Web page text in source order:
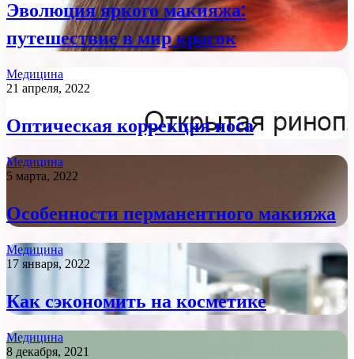
Эволюция яркого макияжа:
путешествие в мир красок
Медицина
21 апреля, 2022
Оптическая коррекция носа
Медицина
5 марта, 2022
Особенности перманентного макияжа
Медицина
17 января, 2022
Как сэкономить на косметике
Медицина
8 декабря, 2021